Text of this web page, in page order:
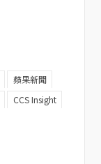
蘋果新聞
CCS Insight